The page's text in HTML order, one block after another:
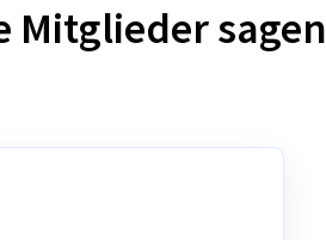
Mitglieder sagen